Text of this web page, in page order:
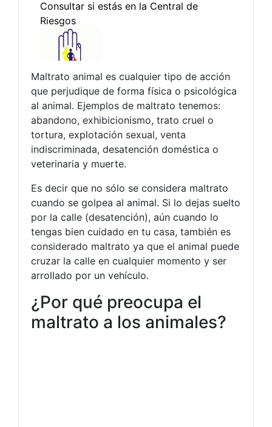
Maltrato animal es cualquier tipo de acción
que perjudique de forma física o psicológica
al animal. Ejemplos de maltrato tenemos:
abandono, exhibicionismo, trato cruel o
tortura, explotación sexual, venta
indiscriminada, desatención doméstica o
veterinaria y muerte.
Es decir que no sólo se considera maltrato
cuando se golpea al animal. Si lo dejas suelto
por la calle (desatención), aún cuando lo
tengas bien cuidado en tu casa, también es
considerado maltrato ya que el animal puede
cruzar la calle en cualquier momento y ser
arrollado por un vehículo.
¿Por qué preocupa el
maltrato a los animales?